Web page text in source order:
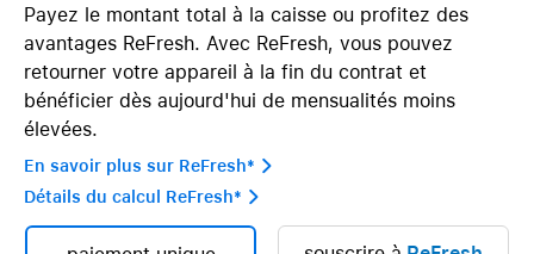
Payez le montant total à la caisse ou profitez des
avantages ReFresh. Avec ReFresh, vous pouvez
retourner votre appareil à la fin du contrat et
bénéficier dès aujourd'hui de mensualités moins
élevées.
En savoir plus sur ReFresh* 
Détails du calcul ReFresh* 